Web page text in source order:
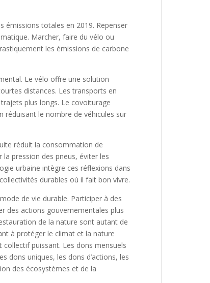
émissions totales en 2019. Repenser
Marcher, faire du vélo ou
les émissions de carbone
Le vélo offre une solution
distances. Les transports en
plus longs. Le covoiturage
réduisant le nombre de véhicules sur
réduit la consommation de
pression des pneus, éviter les
urbaine intègre ces réflexions dans
durables où il fait bon vivre.
de vie durable. Participer à des
des actions gouvernementales plus
de la nature sont autant de
à protéger le climat et la nature
puissant. Les dons mensuels
dons uniques, les dons d’actions, les
des écosystèmes et de la